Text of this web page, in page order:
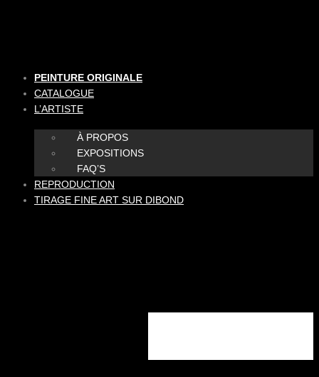
PEINTURE ORIGINALE
CATALOGUE
L’ARTISTE
À PROPOS
EXPOSITIONS
FAQ’S
REPRODUCTION
TIRAGE FINE ART SUR DIBOND